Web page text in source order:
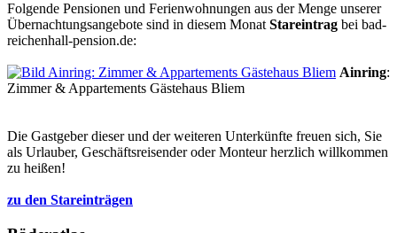
Folgende Pensionen und Ferienwohnungen aus der Menge unserer
Übernachtungsangebote sind in diesem Monat Stareintrag bei bad-
reichenhall-pension.de:
Ainring:
Zimmer & Appartements Gästehaus Bliem
Die Gastgeber dieser und der weiteren Unterkünfte freuen sich, Sie
als Urlauber, Geschäftsreisender oder Monteur herzlich willkommen
zu heißen!
zu den Stareinträgen